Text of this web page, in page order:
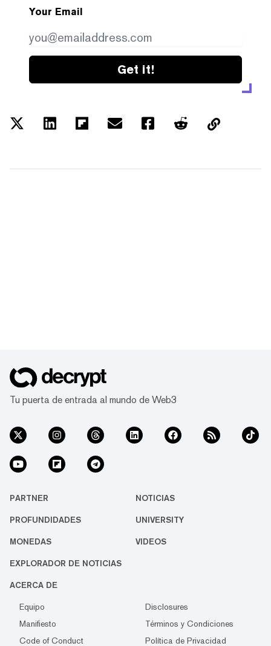
Your Email
Get it!
Tu puerta de entrada al mundo de Web3
PARTNER NOTICIAS
PROFUNDIDADES UNIVERSITY
MONEDAS VIDEOS
EXPLORADOR DE NOTICIAS
ACERCA DE
Equipo
Disclosures
Manifiesto
Términos y Condiciones
Code of Conduct
Política de Privacidad